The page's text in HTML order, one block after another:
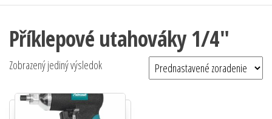
Příklepové utahováky 1/4"
Zobrazený jediný výsledok